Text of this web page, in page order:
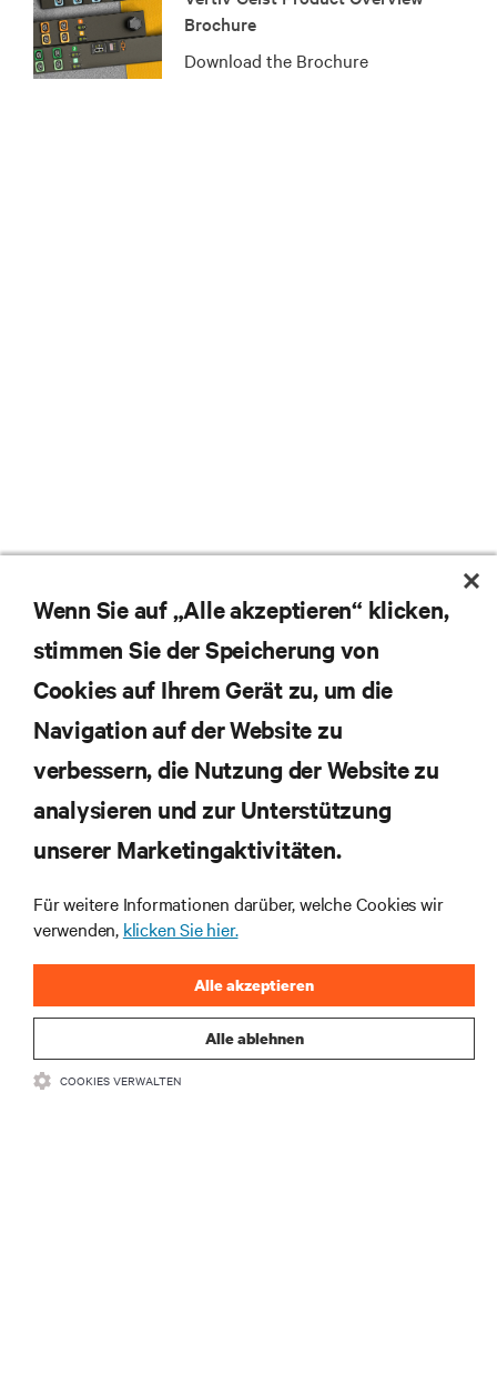
Brochure
Download the Brochure
Abonnieren Sie unseren Newsletter und erhalten
die neuesten Technologietrends
Themen der Branche, mit aktuellen Diskussionen
und Einblicken von Experten in das
Rechenzentrums- und Infrastrukturmanagement.
JETZT ANMELDEN
Wenn Sie auf „Alle akzeptieren“ klicken,
stimmen Sie der Speicherung von
Cookies auf Ihrem Gerät zu, um die
Navigation auf der Website zu
verbessern, die Nutzung der Website zu
analysieren und zur Unterstützung
unserer Marketingaktivitäten.
Für weitere Informationen darüber, welche Cookies wir
verwenden, klicken Sie hier.
Alle ablehnen
Alle akzeptieren
COOKIES VERWALTEN